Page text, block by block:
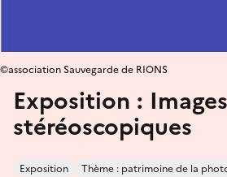
Exposition : Images
stéréoscopiques
Exposition Thème : patrimoine de la
©association Sauvegarde de RIONS